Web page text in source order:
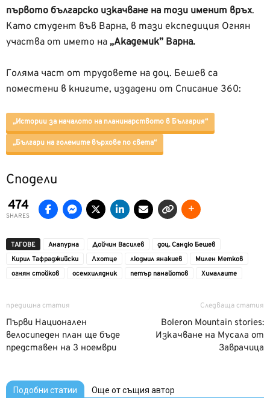
първото българско изкачване на този именит връх.
Като студент във Варна, в тази експедиция Огнян
участва от името на „Академик” Варна.
Голяма част от трудовете на доц. Бешев са
поместени в книгите, издадени от Списание 360:
„Истории за началото на планинарството в България“
„Българи на големите върхове по света“
Сподели
474
SHARES
ТАГОВЕ Анапурна Дойчин Василев
доц. Сандю Бешев
Кирил Тафраджийски
Лхотце людмил янакиев
Милен Метков
огнян стойков
осемхилядник петър панайотов Хималаите
предишна статия
Първи Национален
велосипеден план ще бъде
представен на 3 ноември
Следваща статия
Boleron Mountain stories:
Изкачване на Мусала от
Заврачица
Подобни статии Още от същия автор